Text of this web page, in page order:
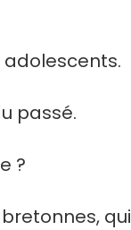
passé.
?
qui